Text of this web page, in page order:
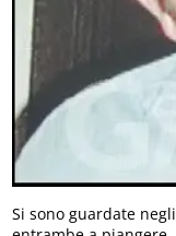
Si sono guardate